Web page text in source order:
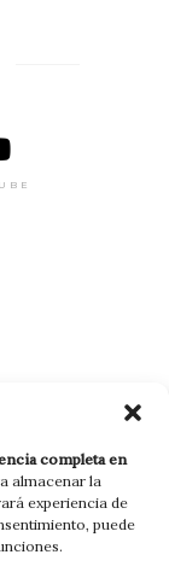
completa en
almacenar la
experiencia de
puede